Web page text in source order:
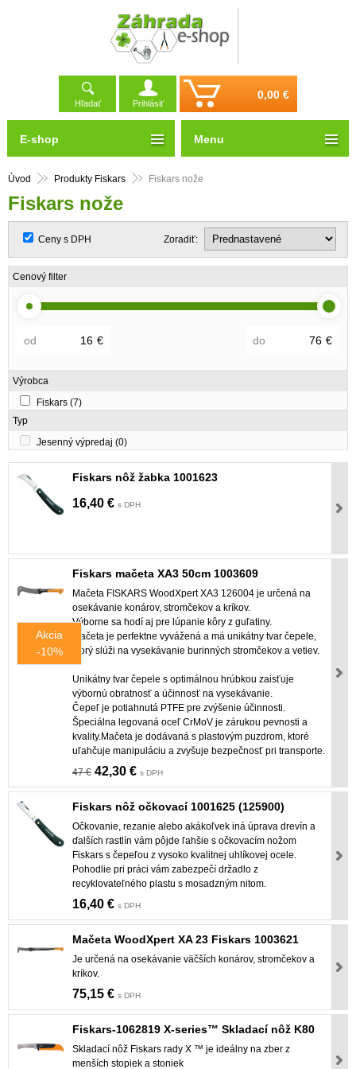
Hľadať Prihlásiť
0,00 €
Úvod Produkty Fiskars Fiskars nože
Fiskars nože
Ceny s DPH Zoradiť:
Cenový filter
od € do €
Výrobca
Fiskars (7)
Typ
Jesenný výpredaj (0)
Fiskars nôž žabka 1001623
16,40 € s DPH
Akcia
-10%
Fiskars mačeta XA3 50cm 1003609
Mačeta FISKARS WoodXpert XA3 126004 je určená na
osekávanie konárov, stromčekov a kríkov.
Výborne sa hodí aj pre lúpanie kôry z guľatiny.
Mačeta je perfektne vyvážená a má unikátny tvar čepele,
ktorý slúži na vysekávanie burinných stromčekov a vetiev.
Unikátny tvar čepele s optimálnou hrúbkou zaisťuje
výbornú obratnosť a účinnosť na vysekávanie.
Čepeľ je potiahnutá PTFE pre zvýšenie účinnosti.
Špeciálna legovaná oceľ CrMoV je zárukou pevnosti a
kvality.Mačeta je dodávaná s plastovým puzdrom, ktoré
uľahčuje manipuláciu a zvyšuje bezpečnosť pri transporte.
47 € 42,30 € s DPH
Fiskars nôž očkovací 1001625 (125900)
Očkovanie, rezanie alebo akákoľvek iná úprava drevín a
ďalších rastlín vám pôjde ľahšie s očkovacím nožom
Fiskars s čepeľou z vysoko kvalitnej uhlíkovej ocele.
Pohodlie pri práci vám zabezpečí držadlo z
recyklovateľného plastu s mosadzným nitom.
16,40 € s DPH
Mačeta WoodXpert XA 23 Fiskars 1003621
Je určená na osekávanie väčších konárov, stromčekov a
kríkov.
75,15 € s DPH
Fiskars-1062819 X-series™ Skladací nôž K80
Skladací nôž Fiskars rady X ™ je ideálny na zber z
menších stopiek a stoniek
E-shop Menu